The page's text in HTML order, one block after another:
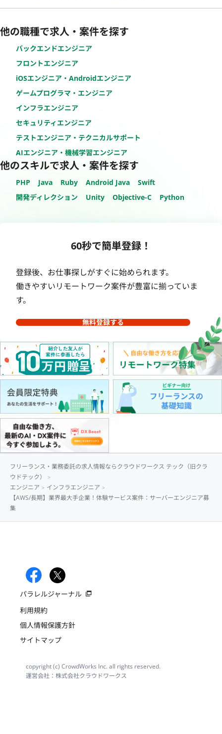
他の職種で求人・案件を探す
バックエンドエンジニア
フロントエンジニア
iOSエンジニア・Androidエンジニア
ゲームプログラマ・エンジニア
インフラエンジニア
セキュリティエンジニア
テストエンジニア・テクニカルサポート
AIエンジニア・機械学習エンジニア
他のスキルで求人・案件を探す
PHP Java Ruby Android Java
Swift
開発ディレクション
Unity Objective-C Python
60秒で簡単登録！
登録後、お仕事探しがすぐに始められます。
働きやすいリモートワーク案件が豊富に揃っていま
す。
無料登録する
フリーランス・業務委託の求人情報ならクラウドワークス テック（旧クラ
ウドテック）
エンジニア
インフラエンジニア
【AWS/長期】業界最大手企業！体験サービス案件：サーバーエンジニア募
集
パラレルジャーナル
利用規約
個人情報保護方針
サイトマップ
copyright (c) CrowdWorks Inc. all rights reserved.
運営会社：株式会社クラウドワークス